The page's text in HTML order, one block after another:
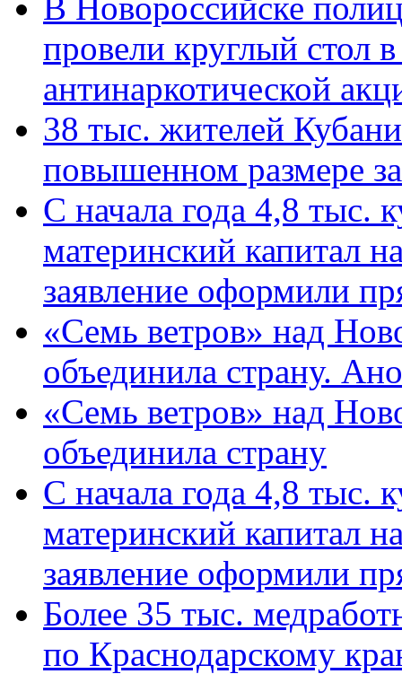
провели круглый стол
антинаркотической
38 тыс. жителей
повышенном размере
С начала года 4,8 тыс.
материнский капитал
заявление оформили
«Семь ветров» над
объединила страну.
«Семь ветров» над
объединила страну
С начала года 4,8 тыс.
материнский капитал
заявление оформили
Более 35 тыс.
по Краснодарскому